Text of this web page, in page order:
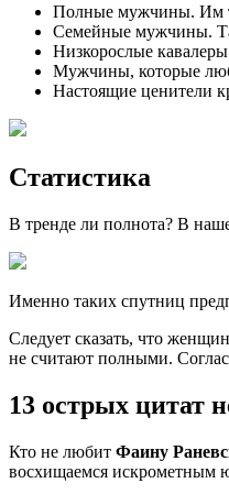
Полные мужчины. Им
Семейные мужчины.
Низкорослые
Мужчины, которые
Настоящие ценители
Статистика
В тренде ли полнота? В
Именно таких спутниц
Следует сказать, что
не считают полными.
13 острых цитат
Кто не любит Фаину
восхищаемся искрометным